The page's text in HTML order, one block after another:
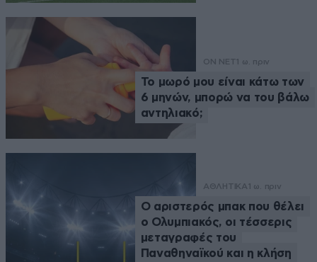
ON NET 1 ω. πριν
Το μωρό μου είναι κάτω των
6 μηνών, μπορώ να του βάλω
αντηλιακό;
ΑΘΛΗΤΙΚΑ 1 ω. πριν
Ο αριστερός μπακ που θέλει
ο Ολυμπιακός, οι τέσσερις
μεταγραφές του
Παναθηναϊκού και η κλήση